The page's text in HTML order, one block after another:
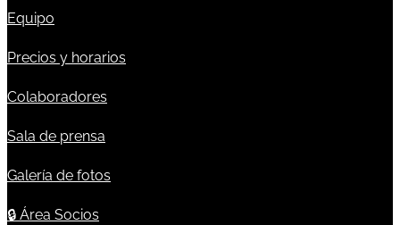
Equipo
Precios y horarios
Colaboradores
Sala de prensa
Galería de fotos
🔒 Área Socios